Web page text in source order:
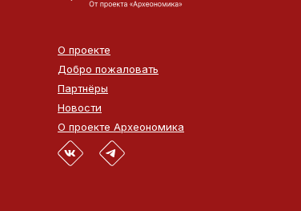
О проекте
Добро пожаловать
Партнёры
Новости
О проекте Археономика